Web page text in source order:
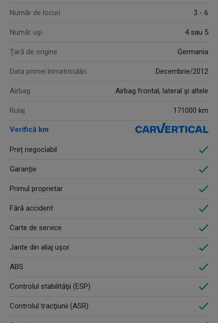
Număr de locuri 3 - 6
Număr uşi 4 sau 5
Ţară de origine Germania
Data primei înmatriculări Decembrie/2012
Airbag Airbag frontal, lateral şi altele
Rulaj 171000 km
Verifică km
Preț negociabil
Garanție
Primul proprietar
Fără accident
Carte de service
Jante din aliaj uşor
ABS
Controlul stabilităţii (ESP)
Controlul tracţiunii (ASR)